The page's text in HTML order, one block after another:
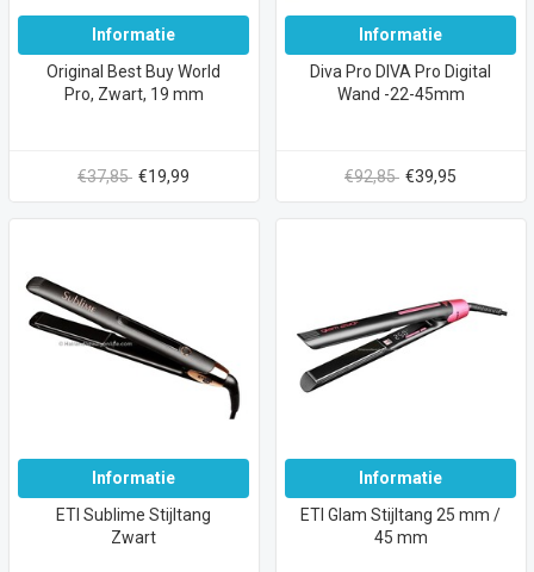
Informatie
Original Best Buy World
Pro, Zwart, 19 mm
€37,85 €19,99
Informatie
Diva Pro DIVA Pro Digital
Wand -22-45mm
€92,85 €39,95
Informatie
ETI Sublime Stijltang
Zwart
Informatie
ETI Glam Stijltang 25 mm /
45 mm